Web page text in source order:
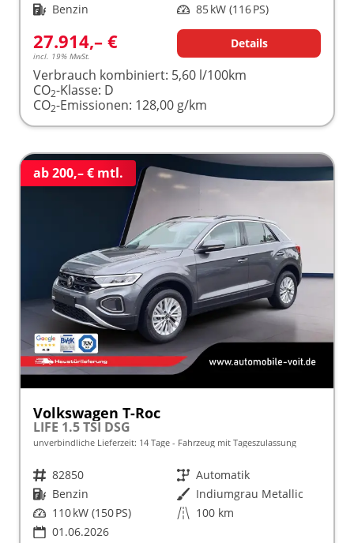
Kraftstoff Benzin Leistung 85 kW (116 PS)
27.914,– €
incl. 19% MwSt.
Details
Verbrauch kombiniert: 5,60 l/100km
CO2-Klasse: D
CO2-Emissionen: 128,00 g/km
ab 200,– € mtl.
Volkswagen T-Roc
LIFE 1.5 TSI DSG
unverbindliche Lieferzeit: 14 Tage Fahrzeug mit Tageszulassung
Fahrzeugnr. 82850 Getriebe Automatik
Kraftstoff Benzin Außenfarbe Indiumgrau Metallic
Leistung 110 kW (150 PS) Kilometerstand 100 km
01.06.2026